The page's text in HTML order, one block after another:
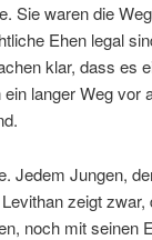
Sie waren die
Ehen legal
klar, dass es
langer Weg vor
Jedem Jungen,
zeigt
noch mit seinen